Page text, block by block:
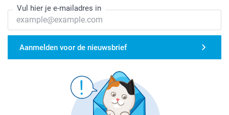
Vul hier je e-mailadres in
Aanmelden voor de nieuwsbrief